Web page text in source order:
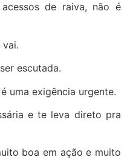
de raiva, não é
vai.
escutada.
uma exigência urgente.
e te leva direto pra
boa em ação e muito